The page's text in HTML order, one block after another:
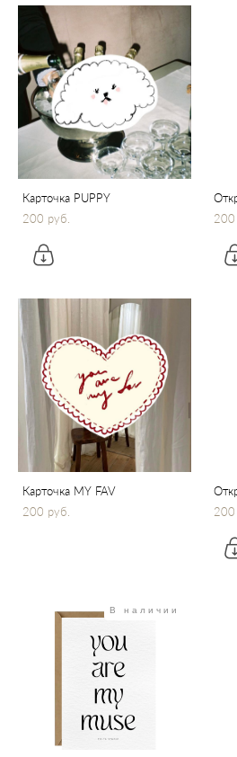
Карточка PUPPY
200 pуб.
200
Карточка MY FAV
200 pуб.
200
В наличии